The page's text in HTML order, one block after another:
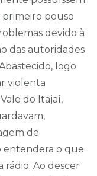
pouso
devido à
das autoridades
logo
violenta
do Itajaí,
de
entendera o que
rádio. Ao descer